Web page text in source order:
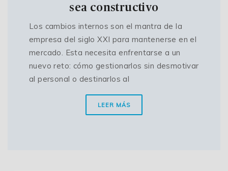
sea constructivo
Los cambios internos son el mantra de la
empresa del siglo XXI para mantenerse en el
mercado. Esta necesita enfrentarse a un
nuevo reto: cómo gestionarlos sin desmotivar
al personal o destinarlos al
LEER MÁS